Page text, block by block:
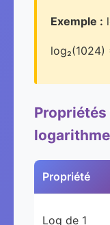
Exemple :
log₂(1024)
Propriété
Log de 1